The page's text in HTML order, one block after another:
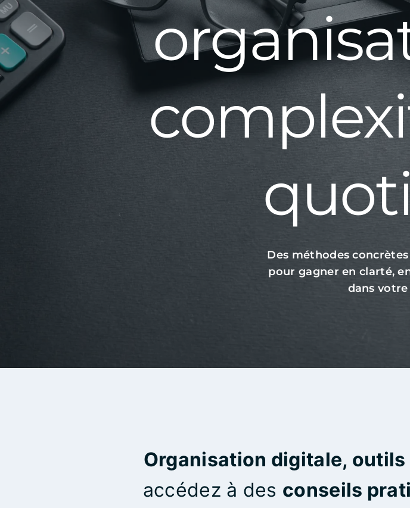
Des méthodes
pour gagner en clarté,
dans
Organisation digitale,
accédez à des conseils